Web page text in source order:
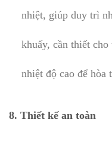
nhiệt, giúp duy trì
khuấy, cần thiết cho
nhiệt độ cao để hòa
8. Thiết kế an toàn